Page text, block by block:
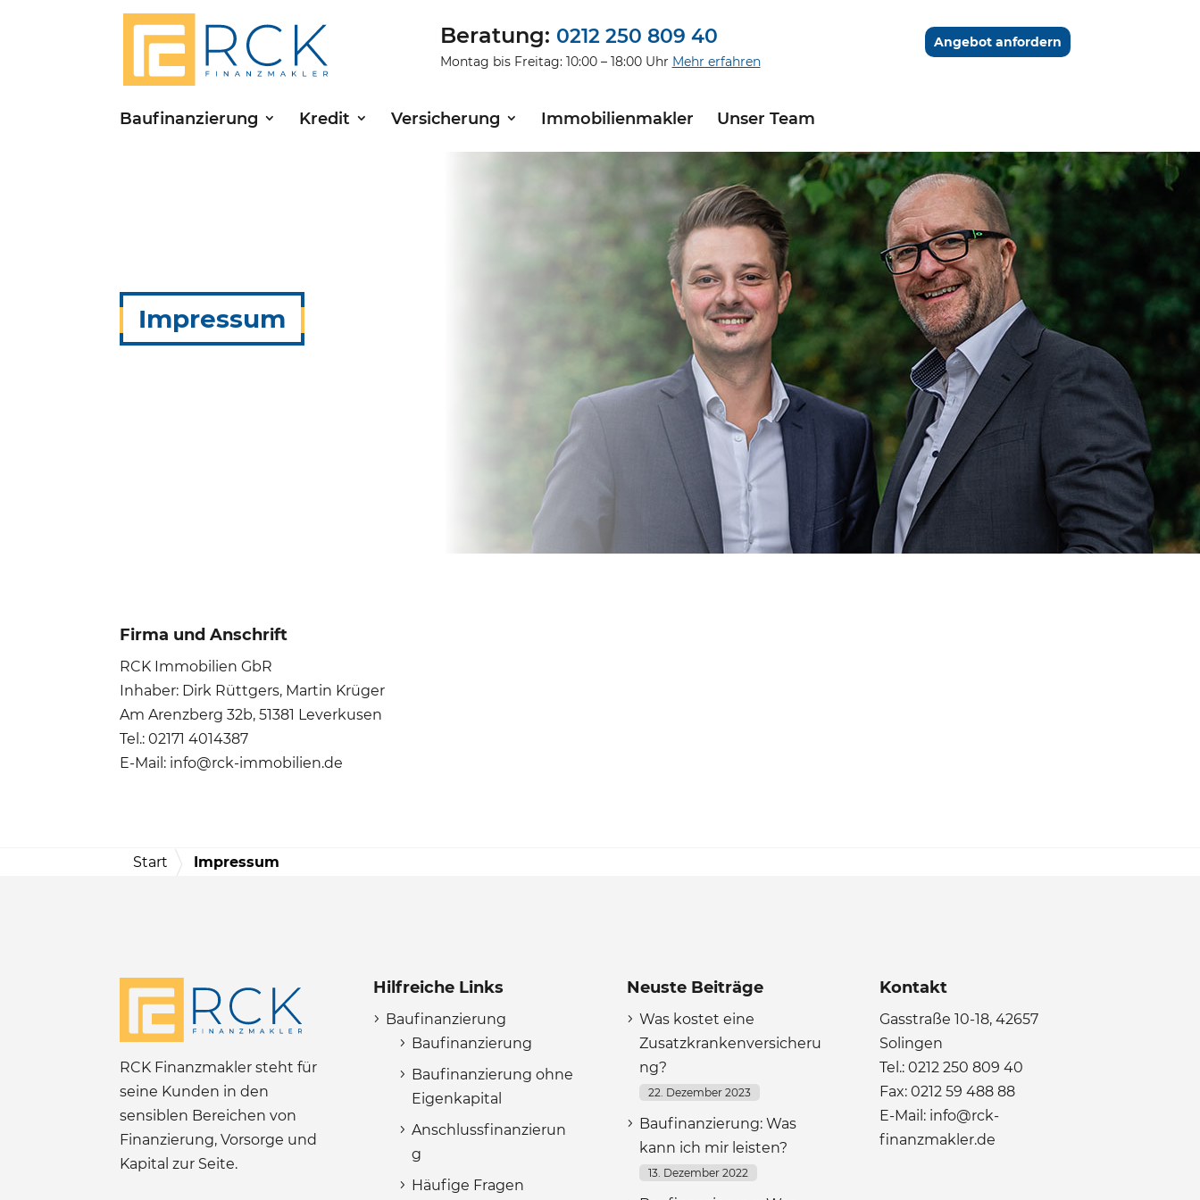
Beratung: 0212 250 809 40
Montag bis Freitag: 10:00 – 18:00 Uhr Mehr erfahren
Angebot anfordern
Baufinanzierung Kredit Versicherung Immobilienmakler Unser Team
Impressum
Firma und Anschrift
RCK Immobilien GbR
Inhaber: Dirk Rüttgers, Martin Krüger
Am Arenzberg 32b, 51381 Leverkusen
Tel.: 02171 4014387
E-Mail: info@rck-immobilien.de
Start Impressum
RCK Finanzmakler steht für
seine Kunden in den
sensiblen Bereichen von
Finanzierung, Vorsorge und
Kapital zur Seite.
Hilfreiche Links
Baufinanzierung
Baufinanzierung
Baufinanzierung ohne
Eigenkapital
Anschlussfinanzierun
g
Häufige Fragen
Neuste Beiträge
Was kostet eine
Zusatzkrankenversicheru
ng?
22. Dezember 2023
Baufinanzierung: Was
kann ich mir leisten?
13. Dezember 2022
Kontakt
Gasstraße 10-18, 42657
Solingen
Tel.:0212 250 809 40
Fax: 0212 59 488 88
E-Mail: info@rck-
finanzmakler.de